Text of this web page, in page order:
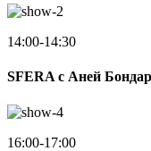
14:00-14:30
SFERA с Аней
16:00-17:00